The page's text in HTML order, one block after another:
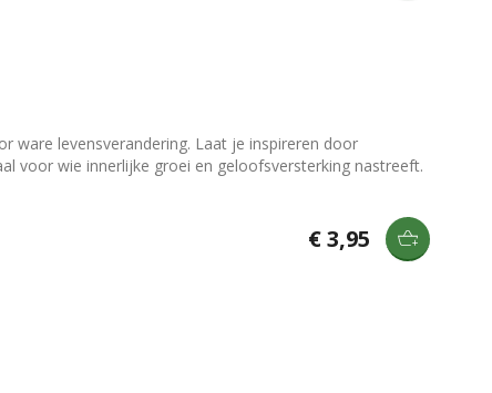
ware levensverandering. Laat je inspireren door
voor wie innerlijke groei en geloofsversterking nastreeft.
€ 3,95